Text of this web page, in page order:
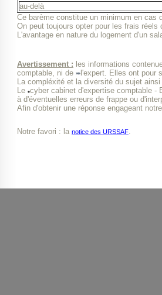
au-delà
Ce barème constitue un minimum en cas
On peut toujours opter pour les frais
L'avantage en nature du logement d'un
Avertissement : les informations
comptable, ni de
l'expert. Elles ont pour
La compléxité et la diversité du sujet
Le cyber cabinet d'expertise comptable -
à d'éventuelles erreurs de frappe ou
Afin d'obtenir une réponse engageant
Notre favori : la notice des URSSAF.